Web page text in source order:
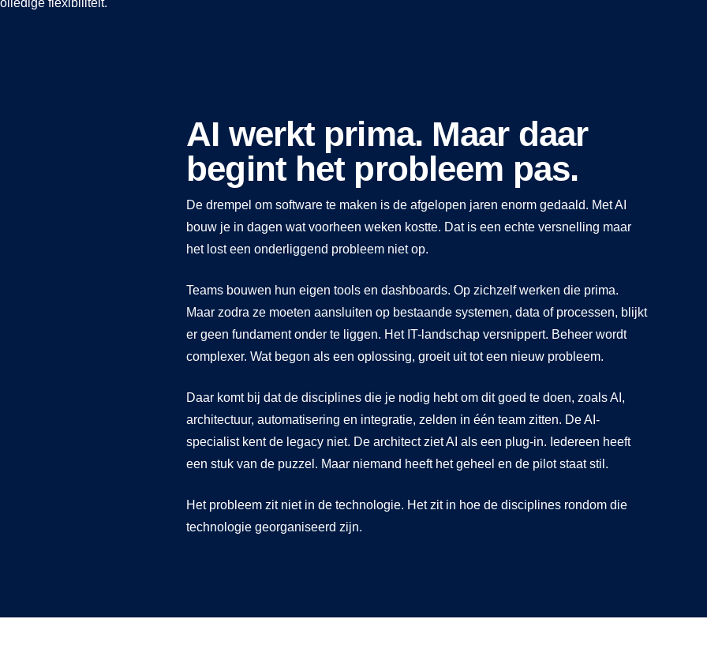
flexibiliteit.
AI werkt prima. Maar daar
begint het probleem pas.
De drempel om software te maken is de afgelopen jaren enorm gedaald. Met AI
bouw je in dagen wat voorheen weken kostte. Dat is een echte versnelling maar
het lost een onderliggend probleem niet op.
Teams bouwen hun eigen tools en dashboards. Op zichzelf werken die prima.
Maar zodra ze moeten aansluiten op bestaande systemen, data of processen, blijkt
er geen fundament onder te liggen. Het IT-landschap versnippert. Beheer wordt
complexer. Wat begon als een oplossing, groeit uit tot een nieuw probleem.
Daar komt bij dat de disciplines die je nodig hebt om dit goed te doen, zoals AI,
architectuur, automatisering en integratie, zelden in één team zitten. De AI-
specialist kent de legacy niet. De architect ziet AI als een plug-in. Iedereen heeft
een stuk van de puzzel. Maar niemand heeft het geheel en de pilot staat stil.
Het probleem zit niet in de technologie. Het zit in hoe de disciplines rondom die
technologie georganiseerd zijn.